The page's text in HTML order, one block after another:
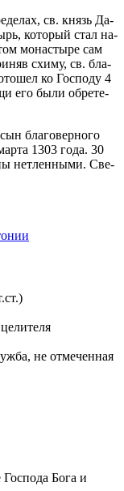
св. князь Да­
ко­то­рый стал на­
мо­на­сты­ре сам
схи­му, св. бла­
ко Гос­по­ду 4
его бы­ли об­ре­те­
бла­го­вер­но­го
1303 го­да. 30
нетлен­ны­ми. Све­
Бога и